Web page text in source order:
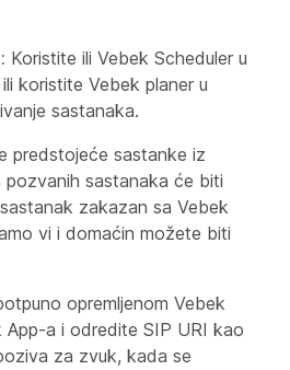
Koristite ili Vebek Scheduler u
koristite Vebek planer u
sastanaka.
predstojeće sastanke iz
pozvanih sastanaka će biti
zakazan sa Vebek
vi i domaćin možete biti
opremljenom Vebek
App-a i odredite SIP URI kao
za zvuk, kada se